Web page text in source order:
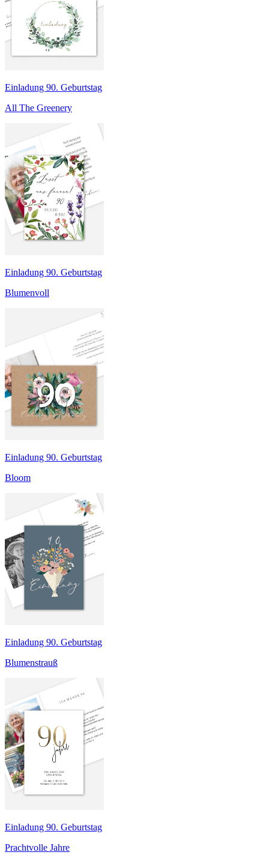
Einladung 90. Geburtstag
All The Greenery
Einladung 90. Geburtstag
Blumenvoll
Einladung 90. Geburtstag
Bloom
Einladung 90. Geburtstag
Blumenstrauß
Einladung 90. Geburtstag
Prachtvolle Jahre